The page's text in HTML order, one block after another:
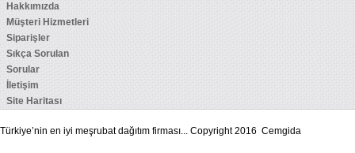
Hakkımızda
Müşteri Hizmetleri
Siparişler
Sıkça Sorulan
Sorular
İletişim
Site Haritası
Türkiye’nin en iyi meşrubat dağıtım firması... Copyright 2016 Cemgida